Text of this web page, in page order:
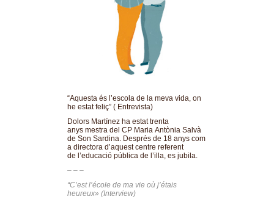
“Aquesta és l’escola de la meva vida, on
he estat feliç” ( Entrevista)
Dolors Martínez ha estat trenta
anys mestra del CP Maria Antònia Salvà
de Son Sardina. Després de 18 anys com
a directora d’aquest centre referent
de l’educació pública de l’illa, es jubila.
– – –
“C’est l’école de ma vie où j’étais
heureux» (Interview)